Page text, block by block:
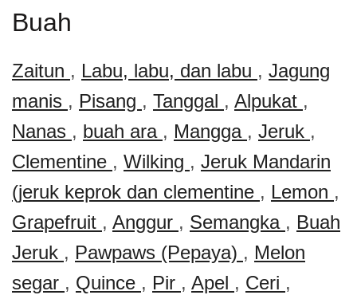
Buah
Zaitun , Labu, labu, dan labu , Jagung
manis , Pisang , Tanggal , Alpukat ,
Nanas , buah ara , Mangga , Jeruk ,
Clementine , Wilking , Jeruk Mandarin
(jeruk keprok dan clementine , Lemon ,
Grapefruit , Anggur , Semangka , Buah
Jeruk , Pawpaws (Pepaya) , Melon
segar , Quince , Pir , Apel , Ceri ,